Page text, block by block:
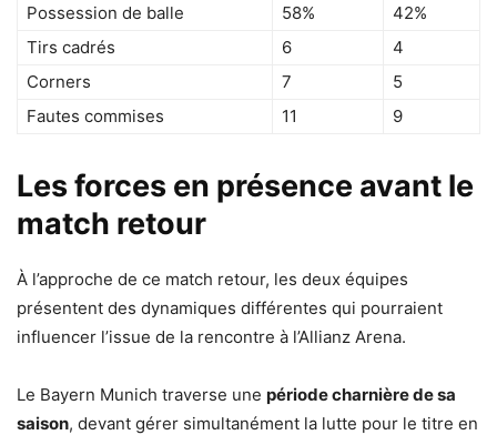
Possession de balle
58%
42%
Tirs cadrés
6
4
Corners
7
5
Fautes commises
11 9
Les forces en présence avant le
match retour
À l’approche de ce match retour, les deux équipes
présentent des dynamiques différentes qui pourraient
influencer l’issue de la rencontre à l’Allianz Arena.
Le Bayern Munich traverse une période charnière de sa
saison, devant gérer simultanément la lutte pour le titre en